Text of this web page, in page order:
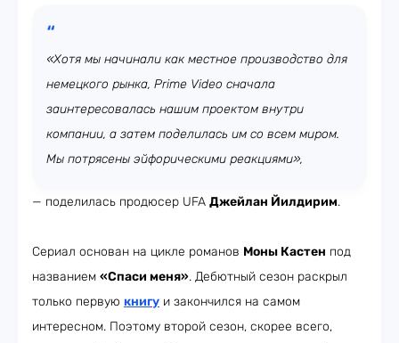
«Хотя мы начинали как местное производство для
немецкого рынка, Prime Video сначала
заинтересовалась нашим проектом внутри
компании, а затем поделилась им со всем миром.
Мы потрясены эйфорическими реакциями»,
— поделилась продюсер UFA Джейлан Йилдирим.
Сериал основан на цикле романов Моны Кастен под
названием «Спаси меня». Дебютный сезон раскрыл
только первую книгу и закончился на самом
интересном. Поэтому второй сезон, скорее всего,